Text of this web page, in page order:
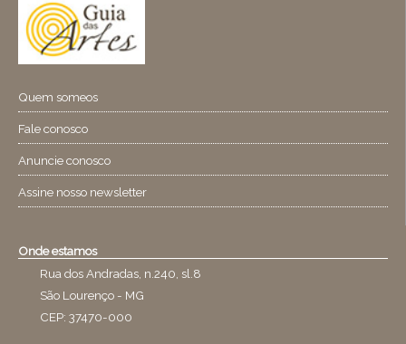
Quem someos
Fale conosco
Anuncie conosco
Assine nosso newsletter
Onde estamos
Rua dos Andradas, n.240, sl.8
São Lourenço - MG
CEP: 37470-000